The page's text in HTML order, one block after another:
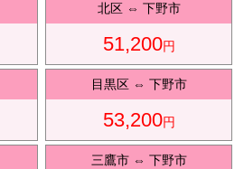
社紹
北区⇔ 下野市
51,200円
目黒区⇔ 下野市
53,200円
三鷹市⇔ 下野市